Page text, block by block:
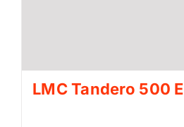
LMC Tandero 500 E